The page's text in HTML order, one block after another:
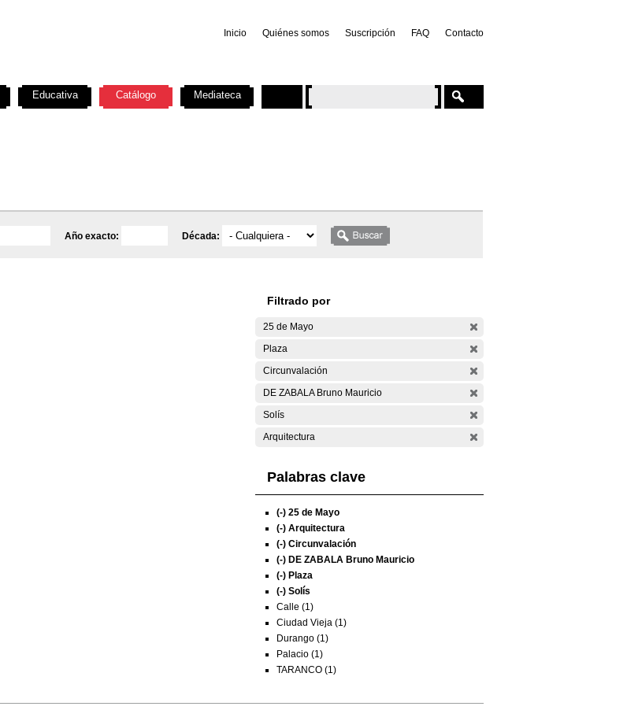
Inicio Quiénes somos Suscripción FAQ Contacto
Año exacto: Década:
Filtrado por
25 de Mayo
Plaza
Circunvalación
DE ZABALA Bruno Mauricio
Solís
Arquitectura
Palabras clave
(-) 25 de Mayo
(-) Arquitectura
(-) Circunvalación
(-) DE ZABALA Bruno Mauricio
(-) Plaza
(-) Solís
Calle (1)
Ciudad Vieja (1)
Durango (1)
Palacio (1)
TARANCO (1)
Educativa Catálogo Mediateca